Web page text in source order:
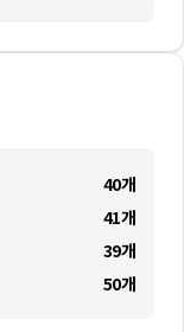
40개
41개
39개
50개